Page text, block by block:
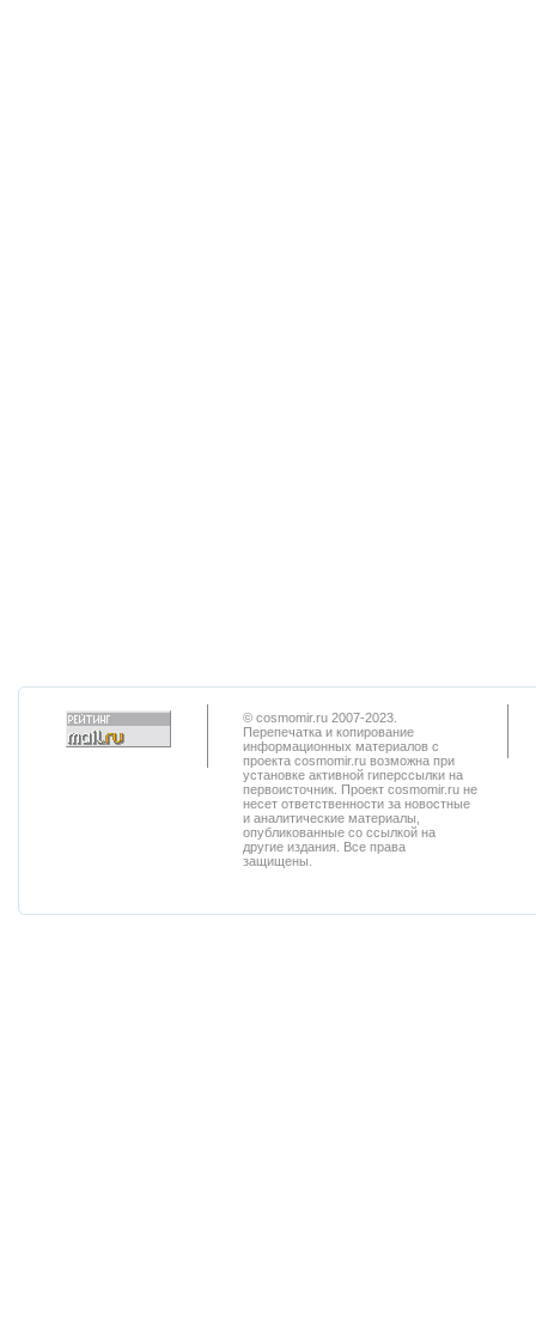
© cosmomir.ru 2007-2023.
Перепечатка и копирование
информационных материалов с
проекта cosmomir.ru возможна при
установке активной гиперссылки на
первоисточник. Проект cosmomir.ru не
несет ответственности за новостные
и аналитические материалы,
опубликованные со ссылкой на
другие издания. Все права
защищены.